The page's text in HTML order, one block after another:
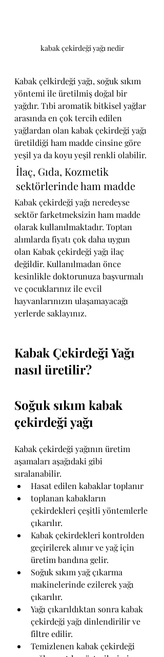
kabak çekirdeği yağı nedir
Kabak çelkirdeği yağı, soğuk sıkım
yöntemi ile üretilmiş doğal bir
yağdır. Tıbi aromatik bitkisel yağlar
arasında en çok tercih edilen
yağlardan olan kabak çekirdeği yağı
üretildiği ham madde cinsine göre
yeşil ya da koyu yeşil renkli olabilir.
İlaç, Gıda, Kozmetik
sektörlerinde ham madde
Kabak çekirdeği yağı neredeyse
sektör farketmeksizin ham madde
olarak kullanılmaktadır. Toptan
alımlarda fiyatı çok daha uygun
olan Kabak çekirdeği yağı ilaç
değildir. Kullanılmadan önce
kesinlikle doktorunuza başvurmalı
ve çocuklarınız ile evcil
hayvanlarınızın ulaşamayacağı
yerlerde saklayınız.
Kabak Çekirdeği Yağı
nasıl üretilir?
Soğuk sıkım kabak
çekirdeği yağı
Kabak çekirdeği yağının üretim
aşamaları aşağıdaki gibi
sıralanabilir.
Hasat edilen kabaklar toplanır
toplanan kabakların
çekirdekleri çeşitli yöntemlerle
çıkarılır.
Kabak çekirdekleri kontrolden
geçirilerek alınır ve yağ için
üretim bandına gelir.
Soğuk sıkım yağ çıkarma
makinelerinde ezilerek yağı
çıkarılır.
Yağı çıkarıldıktan sonra kabak
çekirdeği yağı dinlendirilir ve
filtre edilir.
Temizlenen kabak çekirdeği